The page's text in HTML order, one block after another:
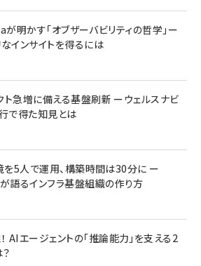
明かす「オブザーバビリティの哲学」ー
インサイトを得るには
ト急増に備える基盤刷新 ーウェルスナビ
で得た知見とは
を5人で運用、構築時間は30分に ー
語るインフラ基盤組織の作り方
AIエージェントの「推論能力」を支える2